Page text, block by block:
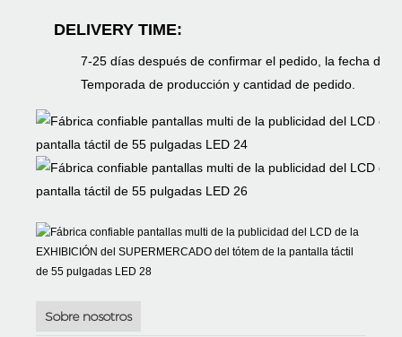
DELIVERY TIME:
7-25 días después de confirmar el pedido, la fecha de
Temporada de producción y cantidad de pedido.
Sobre nosotros